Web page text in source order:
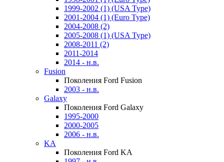
1999-2002 (1) (USA Type)
2001-2004 (1) (Euro Type)
2004-2008 (2)
2005-2008 (1) (USA Type)
2008-2011 (2)
2011-2014
2014 - н.в.
Fusion
Поколения Ford Fusion
2003 - н.в.
Galaxy
Поколения Ford Galaxy
1995-2000
2000-2005
2006 - н.в.
KA
Поколения Ford KA